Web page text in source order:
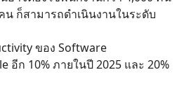
น ก็สามารถดำเนินงานในระดับ
ของ Software
อีก 10% ภายในปี 2025 และ 20%